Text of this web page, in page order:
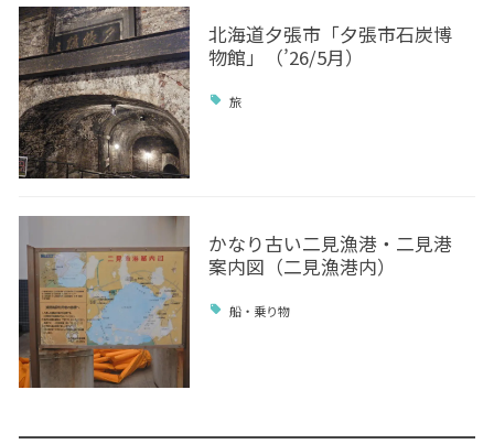
北海道夕張市「夕張市石炭博
物館」（’26/5月）
旅
かなり古い二見漁港・二見港
案内図（二見漁港内）
船・乗り物